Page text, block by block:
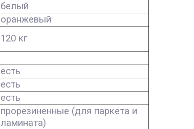
белый
оранжевый
120 кг
есть
есть
есть
прорезиненные (для паркета и
ламината)